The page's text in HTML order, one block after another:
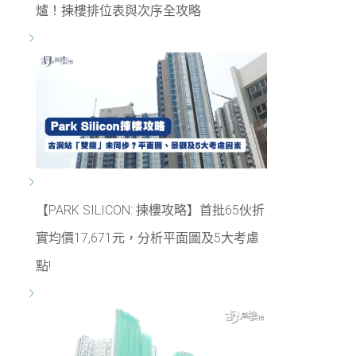
爐！揀樓排位表與次序全攻略
【PARK SILICON: 揀樓攻略】首批65伙折
實均價17,671元，分析平面圖及5大考慮
點!